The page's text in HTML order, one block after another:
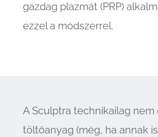
gazdag plazmát (PRP)
ezzel a módszerrel.
A Sculptra technikailag nem
töltőanyag (még, ha annak is